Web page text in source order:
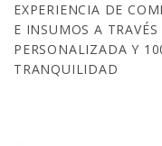
EXPERIENCIA DE
E INSUMOS A
PERSONALIZADA Y
TRANQUILIDAD